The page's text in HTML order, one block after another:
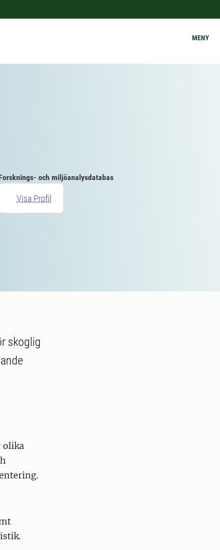
MENY
och miljöanalysdatabas
Visa Profil
skoglig
olika